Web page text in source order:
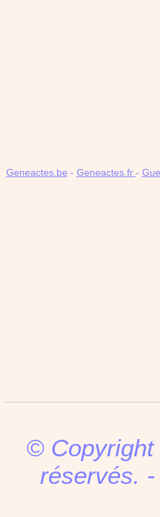
Geneactes.be - Geneactes.fr -
© Copyright
réservés.